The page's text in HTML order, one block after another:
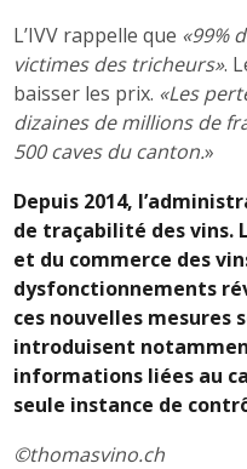
L’IVV rappelle que «99%
victimes des tricheurs».
baisser les prix. «Les
dizaines de millions de
500 caves du canton.»
Depuis 2014,
de traçabilité des vins.
et du commerce des
dysfonctionnements
ces nouvelles mesures
introduisent
informations liées au
seule instance de
©thomasvino.ch